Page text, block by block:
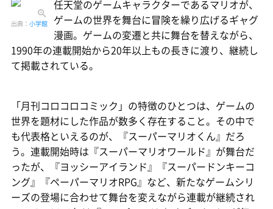
出典： 小学館
任天堂のゲームキャラクターであるマリオが、
ゲームの世界を舞台に冒険を繰り広げるギャグ
漫画。ゲームの変遷と共に舞台を替えながら、
1990年の連載開始から20年以上もの長きに渡り、継続し
て掲載されている。
「月刊コロコロコミック」の特徴のひとつは、ゲームの
世界を題材にした作品が数多く存在すること。その中で
も代表格といえるのが、『スーパーマリオくん』だろ
う。連載開始時は『スーパーマリオワールド』が舞台だ
ったが、『ヨッシーアイランド』『スーパードンキーコ
ング』『ペーパーマリオRPG』など、新たなゲームシリ
ーズの登場に合わせて舞台を変えながら連載が継続され